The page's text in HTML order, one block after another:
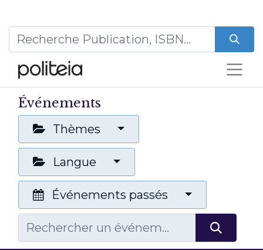
Événements
Thèmes
Langue
Événements passés